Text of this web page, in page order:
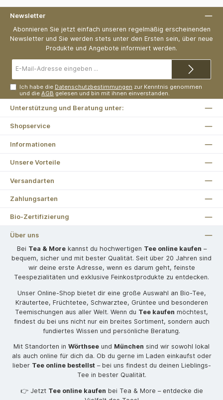
Newsletter
Abonnieren Sie jetzt einfach unseren regelmäßig erscheinenden
Newsletter und Sie werden stets unter den Ersten sein, über neue
Produkte und Angebote informiert werden.
Mail-
Ich habe die Datenschutzbestimmungen zur Kenntnis genommen
und dieAGB gelesen und bin mit ihnen einverstanden.
Unterstützung und Beratung unter:
Shopservice
Informationen
Unsere Vorteile
Versandarten
Zahlungsarten
Bio-Zertifizierung
Über uns
Bei Tea & Morekannst du hochwertigen Tee online kaufen –
bequem, sicher und mit bester Qualität. Seit über 20 Jahren sind
wir deine erste Adresse, wenn es darum geht, feinste
Teespezialitäten und exklusive Feinkostprodukte zu entdecken.
Unser Online-Shop bietet dir eine große Auswahl an Bio-Tee,
Kräutertee, Früchtetee, Schwarztee, Grüntee und besonderen
Teemischungen aus aller Welt. Wenn du Tee kaufen möchtest,
findest du bei uns nicht nur ein breites Sortiment, sondern auch
fundiertes Wissen und persönliche Beratung.
Mit Standorten in Wörthsee und München sind wir sowohl lokal
als auch online für dich da. Ob du gerne im Laden einkaufst oder
lieber Tee online bestellst– bei uns findest du deinen Lieblings-
Tee in bester Qualität.
👉 Jetzt Tee online kaufen bei Tea & More – entdecke die